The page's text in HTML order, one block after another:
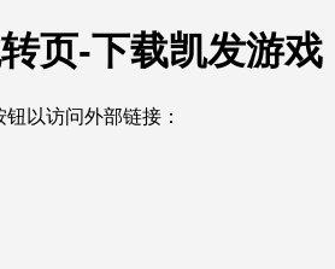
页-下载凯发游戏
钮以访问外部链接：